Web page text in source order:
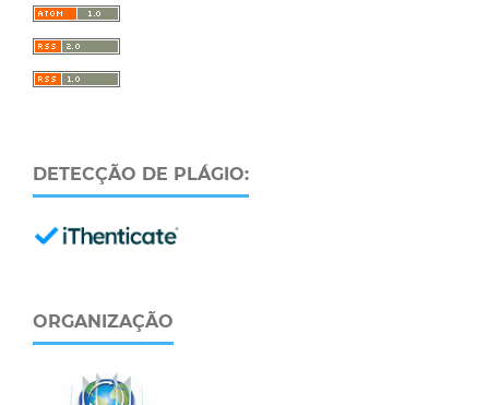
DETECÇÃO DE PLÁGIO:
ORGANIZAÇÃO